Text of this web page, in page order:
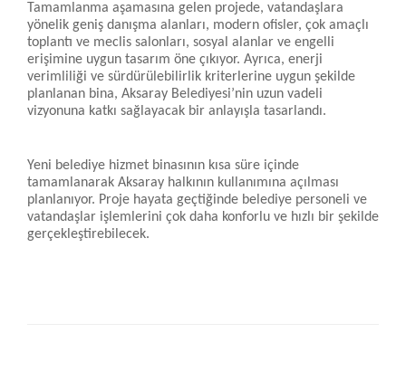
Tamamlanma aşamasına gelen projede, vatandaşlara
yönelik geniş danışma alanları, modern ofisler, çok amaçlı
toplantı ve meclis salonları, sosyal alanlar ve engelli
erişimine uygun tasarım öne çıkıyor. Ayrıca, enerji
verimliliği ve sürdürülebilirlik kriterlerine uygun şekilde
planlanan bina, Aksaray Belediyesi’nin uzun vadeli
vizyonuna katkı sağlayacak bir anlayışla tasarlandı.
Yeni belediye hizmet binasının kısa süre içinde
tamamlanarak Aksaray halkının kullanımına açılması
planlanıyor. Proje hayata geçtiğinde belediye personeli ve
vatandaşlar işlemlerini çok daha konforlu ve hızlı bir şekilde
gerçekleştirebilecek.